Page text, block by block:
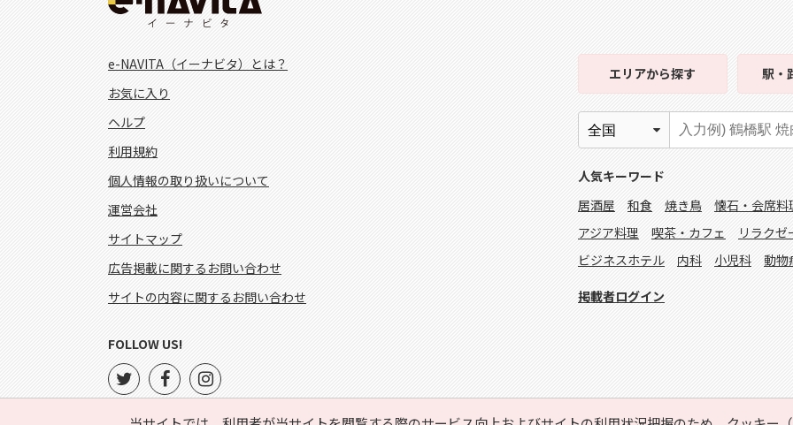
e-NAVITA（イーナビタ）とは？
お気に入り
ヘルプ
利用規約
個人情報の取り扱いについて
運営会社
サイトマップ
広告掲載に関するお問い合わせ
サイトの内容に関するお問い合わせ
エリアから探す 駅・
人気キーワード
居酒屋
和食 焼き鳥 懐石・会席料
アジア料理
喫茶・カフェ リラクゼ
ビジネスホテル
内科 小児科 動物
掲載者ログイン
FOLLOW US!